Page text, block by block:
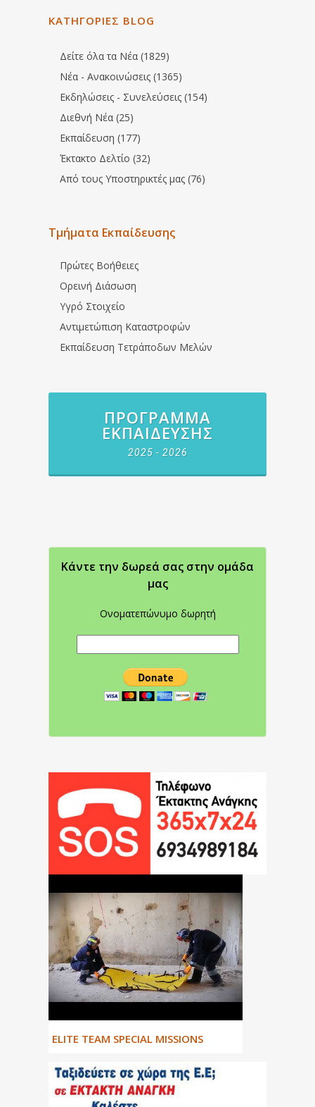
ΚΑΤΗΓΟΡΙΕΣ BLOG
Δείτε όλα τα Νέα (1829)
Νέα - Ανακοινώσεις (1365)
Εκδηλώσεις - Συνελεύσεις (154)
Διεθνή Νέα (25)
Εκπαίδευση (177)
Έκτακτο Δελτίο (32)
Από τους Υποστηρικτές μας (76)
Τμήματα Εκπαίδευσης
Πρώτες Βοήθειες
Ορεινή Διάσωση
Υγρό Στοιχείο
Αντιμετώπιση Καταστροφών
Εκπαίδευση Τετράποδων Μελών
ΠΡΌΓΡΑΜΜΑ
ΕΚΠΑΊΔΕΥΣΗΣ
2025 - 2026
Κάντε την δωρεά σας στην oμάδα
μας
Ονοματεπώνυμο δωρητή
ΕLITE TEAM SPECIAL MISSIONS